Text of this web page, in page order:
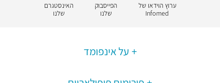
ערוץ הוידאו של
Infomed
הפייסבוק
שלנו
האינסטגרם
שלנו
על אינפומד